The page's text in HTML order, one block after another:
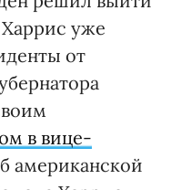
Харрис уже
от
в вице-
американской